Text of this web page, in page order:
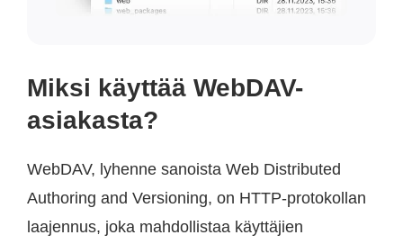
Miksi käyttää WebDAV-
asiakasta?
WebDAV, lyhenne sanoista Web Distributed
Authoring and Versioning, on HTTP-protokollan
laajennus, joka mahdollistaa käyttäjien